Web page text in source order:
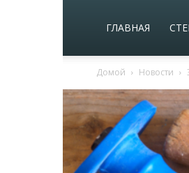
ГЛАВНАЯ
Домой Новости